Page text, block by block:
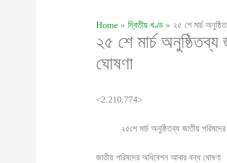
Home দ্বিতীয় খণ্ড ২৫ শে মার্চ
২৫ শে মার্চ
ঘোষণা
<2.210.774>
২৫শে মার্চ অনুষ্ঠিতব্য জাতীয় পরিষদের
জাতীয় পরিষদের অধিবেশন আবার বন্ধ ঘোষণা